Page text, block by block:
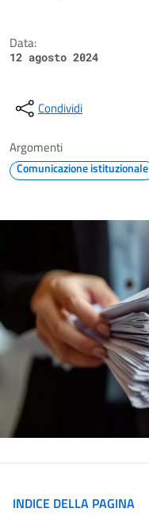
Data:
12 agosto 2024
Condividi
Argomenti
Comunicazione istituzionale
INDICE DELLA PAGINA